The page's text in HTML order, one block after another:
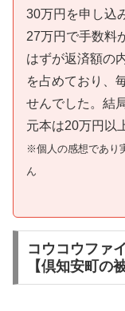
30万円を申し込
27万円で手数料
はずが返済額の
を占めており、
せんでした。結
元本は20万円以
※個人の感想であり
ん
コウコウファ
【倶知安町の